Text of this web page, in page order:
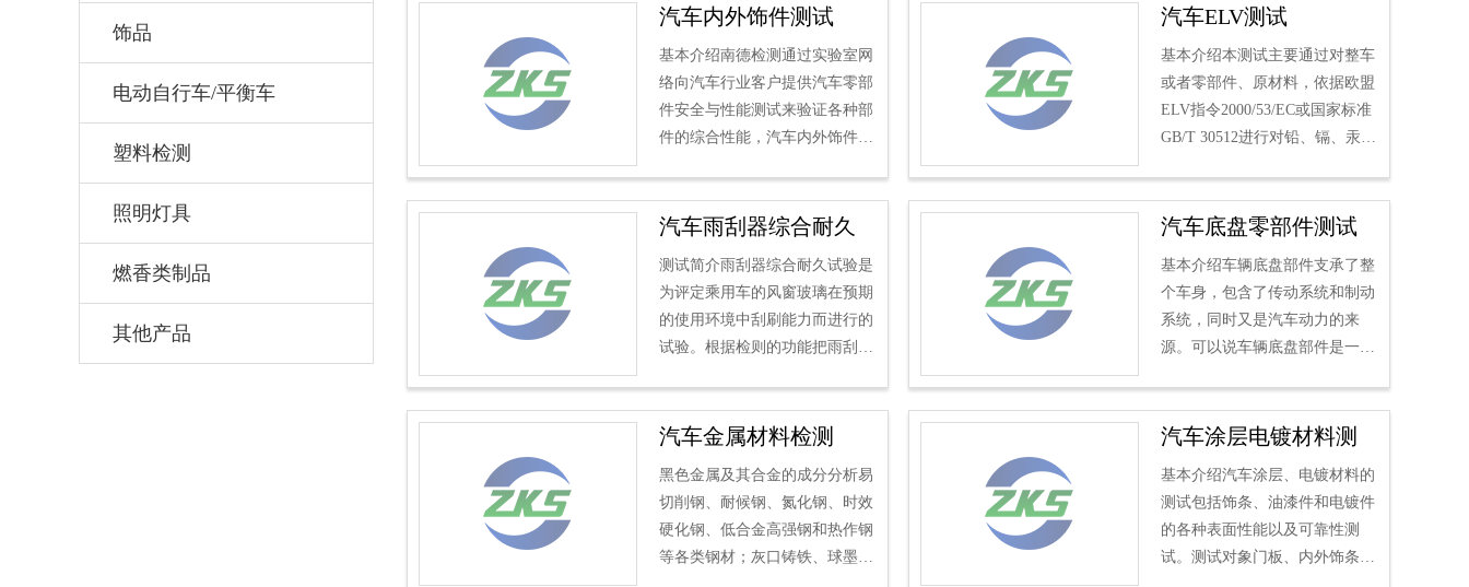
饰品
电动自行车/平衡车
塑料检测
照明灯具
燃香类制品
其他产品
测材料的各种...
法...
汽车内外饰件测试
基本介绍南德检测通过实验室网
络向汽车行业客户提供汽车零部
件安全与性能测试来验证各种部
件的综合性能，汽车内外饰件测
汽车ELV测试
基本介绍本测试主要通过对整车
或者零部件、原材料，依据欧盟
ELV指令2000/53/EC或国家标准
GB/T 30512进行对铅、镉、汞、
汽车雨刮器综合耐久
试验
测试简介雨刮器综合耐久试验是
为评定乘用车的风窗玻璃在预期
的使用环境中刮刷能力而进行的
试验。根据检则的功能把雨刮器
汽车底盘零部件测试
基本介绍车辆底盘部件支承了整
个车身，包含了传动系统和制动
系统，同时又是汽车动力的来
源。可以说车辆底盘部件是一辆
汽车金属材料检测
黑色金属及其合金的成分分析易
切削钢、耐候钢、氮化钢、时效
硬化钢、低合金高强钢和热作钢
等各类钢材；灰口铸铁、球墨铸
汽车涂层电镀材料测
试
基本介绍汽车涂层、电镀材料的
测试包括饰条、油漆件和电镀件
的各种表面性能以及可靠性测
试。测试对象门板、内外饰条，